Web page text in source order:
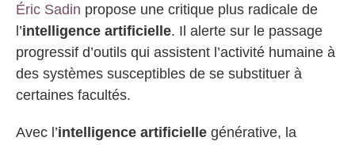
Éric Sadin propose une critique plus radicale de
l’intelligence artificielle. Il alerte sur le passage
progressif d’outils qui assistent l’activité humaine à
des systèmes susceptibles de se substituer à
certaines facultés.
Avec l’intelligence artificielle générative, la